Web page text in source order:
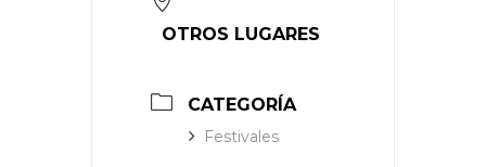
OTROS LUGARES
CATEGORÍA
Festivales